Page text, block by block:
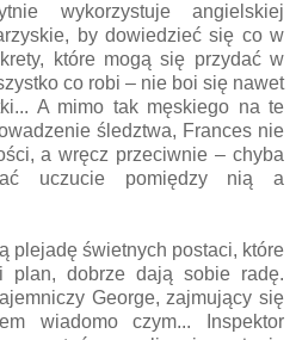
wykorzystuje angielskiej
by dowiedzieć się co w
które mogą się przydać w
co robi – nie boi się nawet
A mimo tak męskiego na te
śledztwa, Frances nie
a wręcz przeciwnie – chyba
uczucie pomiędzy nią a
plejadę świetnych postaci, które
plan, dobrze dają sobie radę.
George, zajmujący się
wiadomo czym... Inspektor